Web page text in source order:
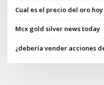
Cual es el precio del oro
Mcx gold silver news today
¿debería vender acciones